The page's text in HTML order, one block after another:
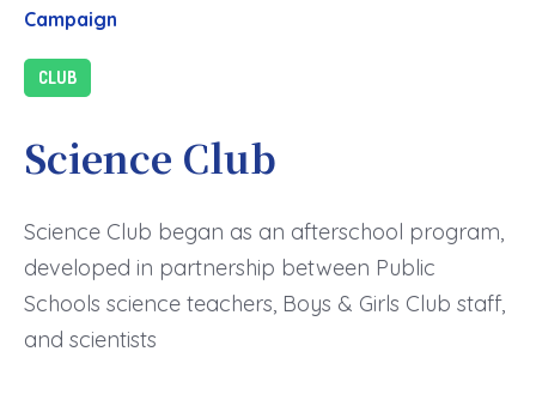
Campaign
CLUB
Science Club
Science Club began as an afterschool program,
developed in partnership between Public
Schools science teachers, Boys & Girls Club staff,
and scientists